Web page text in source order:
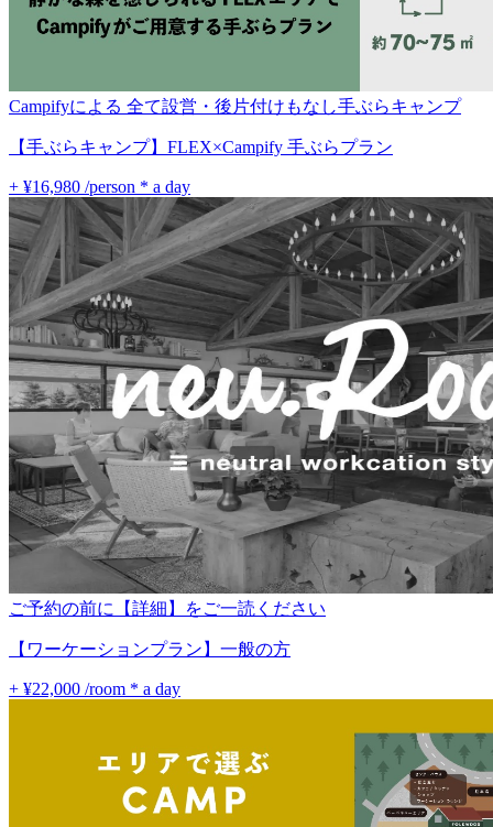
Campifyによる 全て設営・後片付けもなし手ぶらキャンプ
【手ぶらキャンプ】FLEX×Campify 手ぶらプラン
+ ¥16,980 /person * a day
ご予約の前に【詳細】をご一読ください
【ワーケーションプラン】一般の方
+ ¥22,000 /room * a day